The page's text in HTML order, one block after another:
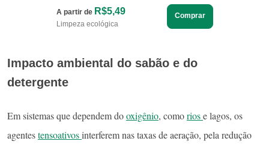
A partir de R$5,49
Limpeza ecológica
Comprar
Impacto ambiental do sabão e do
detergente
Em sistemas que dependem dooxigênio, comoriose lagos, os
agentestensoativosinterferem nas taxas de aeração, pela redução